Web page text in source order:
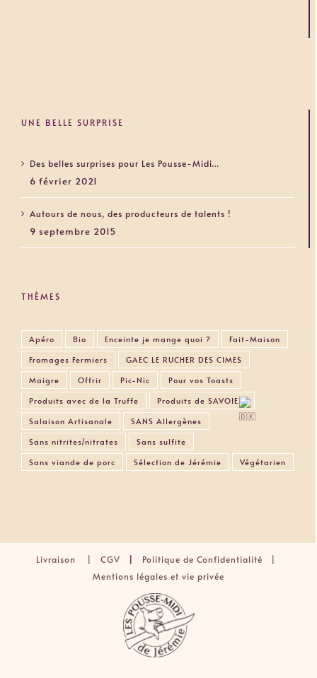
UNE BELLE SURPRISE
Des belles surprises pour Les Pousse-Midi…
6 février 2021
Autours de nous, des producteurs de talents !
9 septembre 2015
THÈMES
Apéro Bio Enceinte je mange quoi ?
Fait-Maison
Fromages Fermiers
GAEC LE RUCHER DES CIMES
Maigre
Offrir Pic-Nic
Pour vos Toasts
Produits avec de la Truffe
Produits de SAVOIE
Salaison Artisanale
SANS Allergènes
Sans nitrites/nitrates
Sans sulfite
Sans viande de porc
Sélection de Jérémie Végétarien
Livraison CGV
Politique de Confidentialité |
Mentions légales et vie privée